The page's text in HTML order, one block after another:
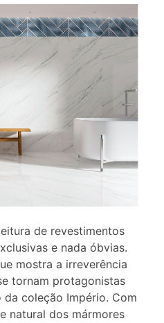
de revestimentos
e nada óbvias.
mostra a irreverência
tornam protagonistas
coleção Império. Com
natural dos mármores